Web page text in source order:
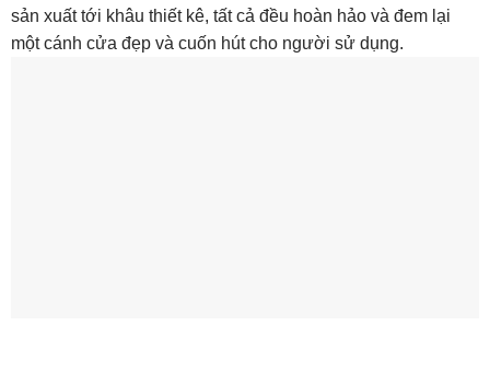
sản xuất tới khâu thiết kê, tất cả đều hoàn hảo và đem lại
một cánh cửa đẹp và cuốn hút cho người sử dụng.